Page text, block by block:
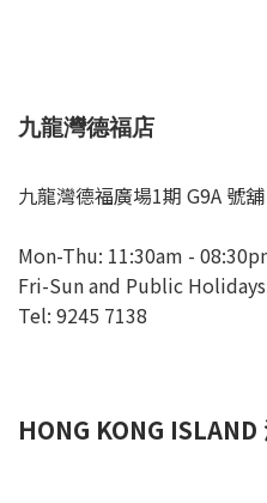
九龍灣德福店
九龍灣德福廣場1期 G9A 號舖
Mon-Thu: 11:30am -
Fri-Sun and Public
Tel: 9245 7138
HONG KONG ISLAND